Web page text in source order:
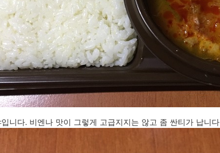
니다. 비엔나 맛이 그렇게 고급지지는 않고 좀 싼티가 납니